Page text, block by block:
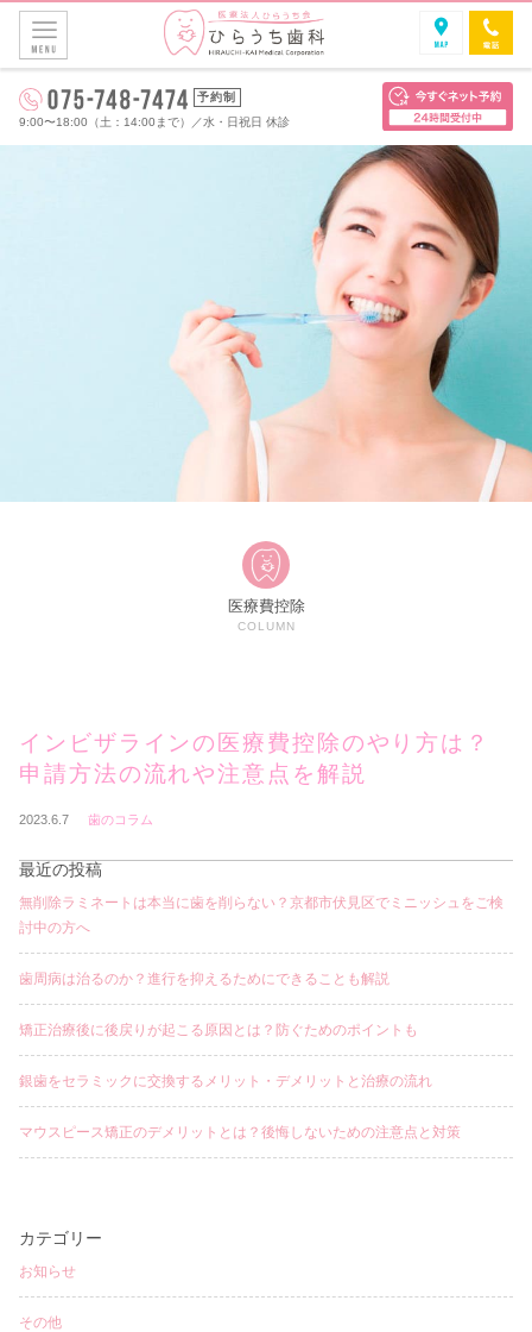
予約制
9:00〜18:00（土：14:00まで）
／水・日祝日 休診
医療費控除
COLUMN
インビザラインの医療費控除のやり方は？
申請方法の流れや注意点を解説
2023.6.7 歯のコラム
最近の投稿
無削除ラミネートは本当に歯を削らない？京都市伏見区でミニッシュをご検
討中の方へ
歯周病は治るのか？進行を抑えるためにできることも解説
矯正治療後に後戻りが起こる原因とは？防ぐためのポイントも
銀歯をセラミックに交換するメリット・デメリットと治療の流れ
マウスピース矯正のデメリットとは？後悔しないための注意点と対策
カテゴリー
お知らせ
その他